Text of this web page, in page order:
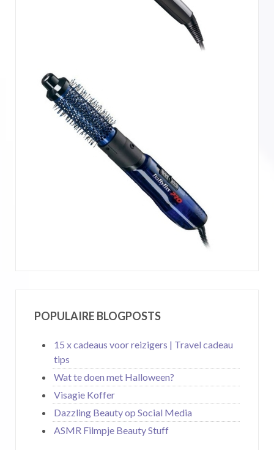
POPULAIRE BLOGPOSTS
15 x cadeaus voor reizigers | Travel cadeau
tips
Wat te doen met Halloween?
Visagie Koffer
Dazzling Beauty op Social Media
ASMR Filmpje Beauty Stuff